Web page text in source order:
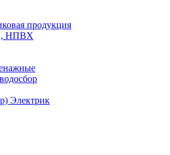
продукция
НПВХ
Электрик